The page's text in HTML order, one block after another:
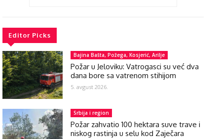
Editor Picks
Bajina Bašta, Požega, Kosjerić, Arilje
Požar u Jeloviku: Vatrogasci su već dva
dana bore sa vatrenom stihijom
5. avgust 2026.
Srbija i region
Požar zahvatio 100 hektara suve trave i
niskog rastinja u selu kod Zaječara